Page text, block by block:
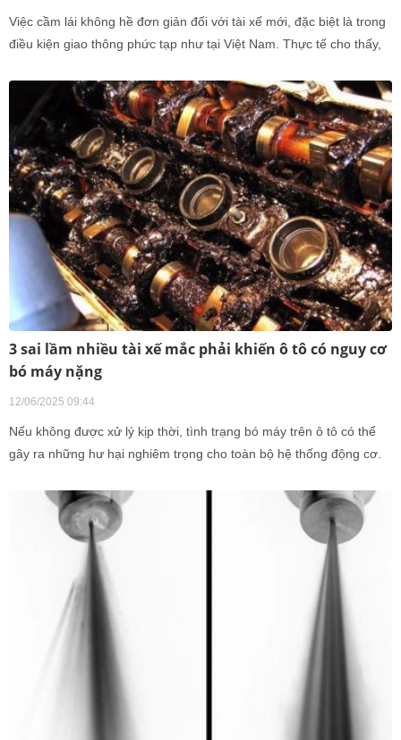
Việc cầm lái không hề đơn giản đối với tài xế mới, đặc biệt là trong
điều kiện giao thông phức tạp như tại Việt Nam. Thực tế cho thấy,
giúp học viên vượt qua các bài thi sát hạch, trong khi lại thiếu sự
trang bị về các kỹ năng xử lý tình huống thực tế sau vô lăng.
3 sai lầm nhiều tài xế mắc phải khiến ô tô có nguy cơ
bó máy nặng
12/06/2025 09:44
Nếu không được xử lý kịp thời, tình trạng bó máy trên ô tô có thể
gây ra những hư hại nghiêm trọng cho toàn bộ hệ thống động cơ.
phổ biến dưới đây – chính là nguyên nhân trực tiếp dẫn đến hiện
tượng nguy hiểm này.